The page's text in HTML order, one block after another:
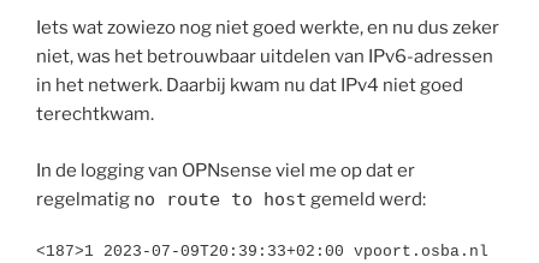
Iets wat zowiezo nog niet goed werkte, en nu dus zeker
niet, was het betrouwbaar uitdelen van IPv6-adressen
in het netwerk. Daarbij kwam nu dat IPv4 niet goed
terechtkwam.
In de logging van OPNsense viel me op dat er
regelmatig no route to host gemeld werd:
<187>1 2023-07-09T20:39:33+02:00 vpoort.osba.nl